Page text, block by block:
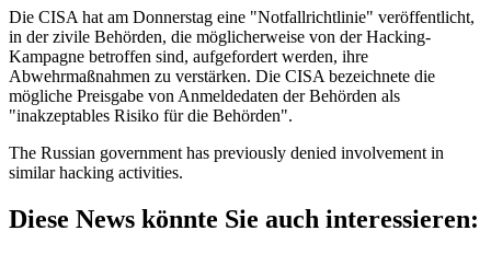
Die CISA hat am Donnerstag eine "Notfallrichtlinie" veröffentlicht,
in der zivile Behörden, die möglicherweise von der Hacking-
Kampagne betroffen sind, aufgefordert werden, ihre
Abwehrmaßnahmen zu verstärken. Die CISA bezeichnete die
mögliche Preisgabe von Anmeldedaten der Behörden als
"inakzeptables Risiko für die Behörden".
The Russian government has previously denied involvement in
similar hacking activities.
Diese News könnte Sie auch interessieren: